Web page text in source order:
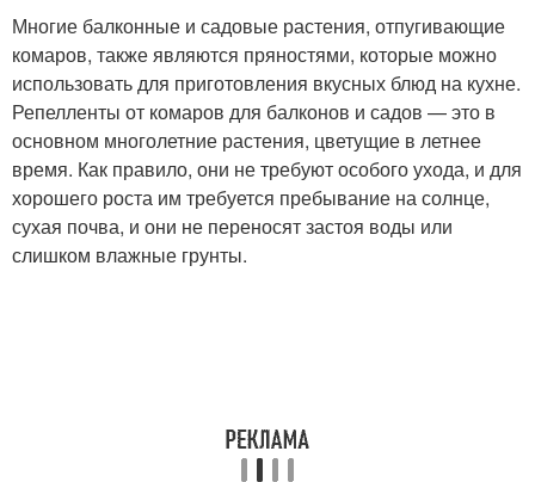
Многие балконные и садовые растения, отпугивающие
комаров, также являются пряностями, которые можно
использовать для приготовления вкусных блюд на кухне.
Репелленты от комаров для балконов и садов — это в
основном многолетние растения, цветущие в летнее
время. Как правило, они не требуют особого ухода, и для
хорошего роста им требуется пребывание на солнце,
сухая почва, и они не переносят застоя воды или
слишком влажные грунты.